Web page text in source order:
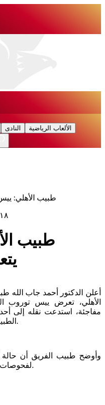
النادى
الألعاب الرياضية
طبيب الأهلي:
١٨ مايو ٢٠٢٦ في ١٢:٠١ م
طبيب
أعلن الدكتور أحمد جاب الله
الأهلي، تعرض ييس توروب
مفاجئة، استدعت نقله إلى
الطبية اللازمة تحت إشراف الجهاز الطبي.
وأوضح طبيب الفريق أن حالة
لفحوصات وتحاليل شاملة لمزيد من الاطمئنان.